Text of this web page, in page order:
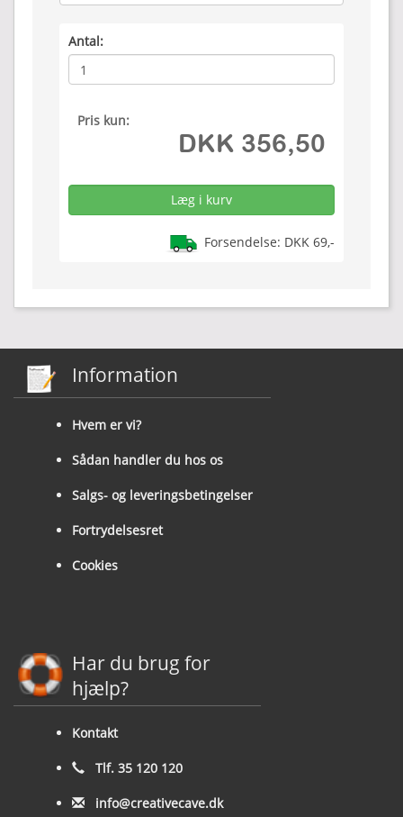
Antal:
Pris kun:
DKK 356,50
Forsendelse: DKK 69,-
Information
Hvem er vi?
Sådan handler du hos os
Salgs- og leveringsbetingelser
Fortrydelsesret
Cookies
Har du brug for
hjælp?
Kontakt
Tlf. 35 120 120
info@creativecave.dk